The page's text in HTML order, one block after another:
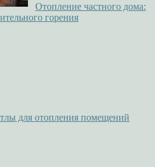
Отопление частного дома:
горения
для отопления помещений